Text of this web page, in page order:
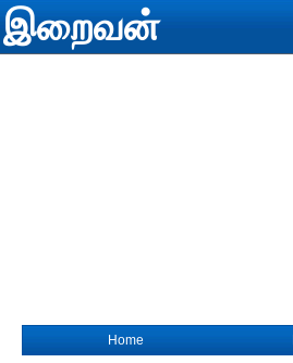
இறைவன்
Home